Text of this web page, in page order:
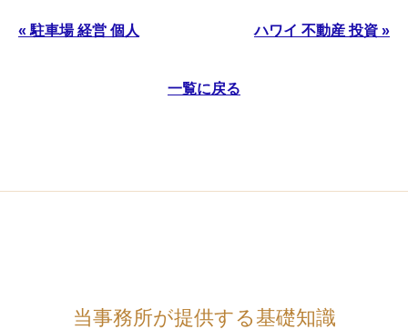
« 駐車場 経営 個人 ハワイ 不動産 投資 »
一覧に戻る
当事務所が提供する基礎知識